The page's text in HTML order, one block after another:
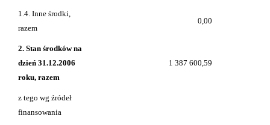
1.4. Inne środki,
razem
0,00
2. Stan środków na
dzień 31.12.2006
roku, razem
1 387 600,59
z tego wg źródeł
finansowania